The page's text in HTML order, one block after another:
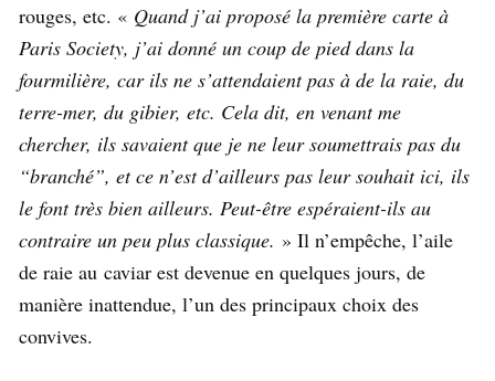
rouges, etc. « Quand j’ai proposé la première carte à
Paris Society, j’ai donné un coup de pied dans la
fourmilière, car ils ne s’attendaient pas à de la raie, du
terre-mer, du gibier, etc. Cela dit, en venant me
chercher, ils savaient que je ne leur soumettrais pas du
“branché”, et ce n’est d’ailleurs pas leur souhait ici, ils
le font très bien ailleurs. Peut-être espéraient-ils au
contraire un peu plus classique. » Il n’empêche, l’aile
de raie au caviar est devenue en quelques jours, de
manière inattendue, l’un des principaux choix des
convives.